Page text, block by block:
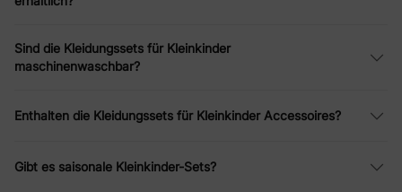
Toben oder Ausruhen. Jedes Set besteht aus perfekt
aufeinander abgestimmten Teilen – ideal für Eltern, die morgens
du für jeden Anlass das passende Set.
Entdecke eine große Vielfalt an Sets, die auf verschiedene
Sind die Kleidungssets für Kleinkinder
maschinenwaschbar?
Enthalten die Kleidungssets für Kleinkinder Accessoires?
Gibt es saisonale Kleinkinder-Sets?